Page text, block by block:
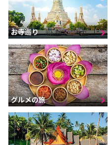
お寺巡り
グルメの旅